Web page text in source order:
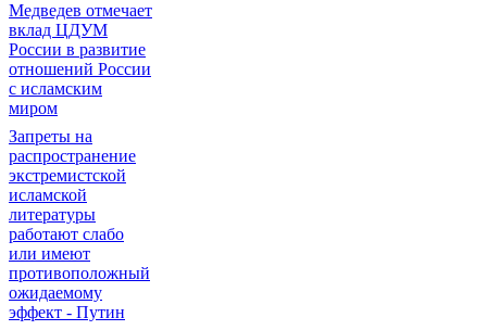
Медведев отмечает
вклад ЦДУМ
России в развитие
отношений России
с исламским
миром
Запреты на
распространение
экстремистской
исламской
литературы
работают слабо
или имеют
противоположный
ожидаемому
эффект - Путин